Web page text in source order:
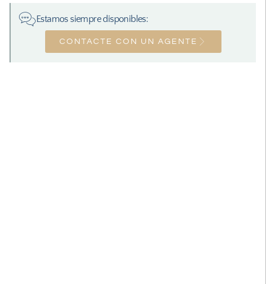
Estamos siempre disponibles:
CONTACTE CON UN AGENTE